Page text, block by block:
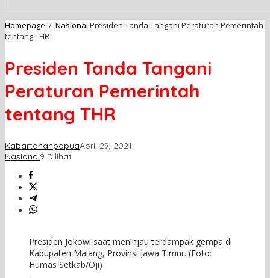
Homepage / Nasional Presiden Tanda Tangani Peraturan Pemerintah
tentang THR
Presiden Tanda Tangani
Peraturan Pemerintah
tentang THR
KabartanahpapuaApril 29, 2021
Nasional9 Dilihat
Presiden Jokowi saat meninjau terdampak gempa di
Kabupaten Malang, Provinsi Jawa Timur. (Foto:
Humas Setkab/Oji)